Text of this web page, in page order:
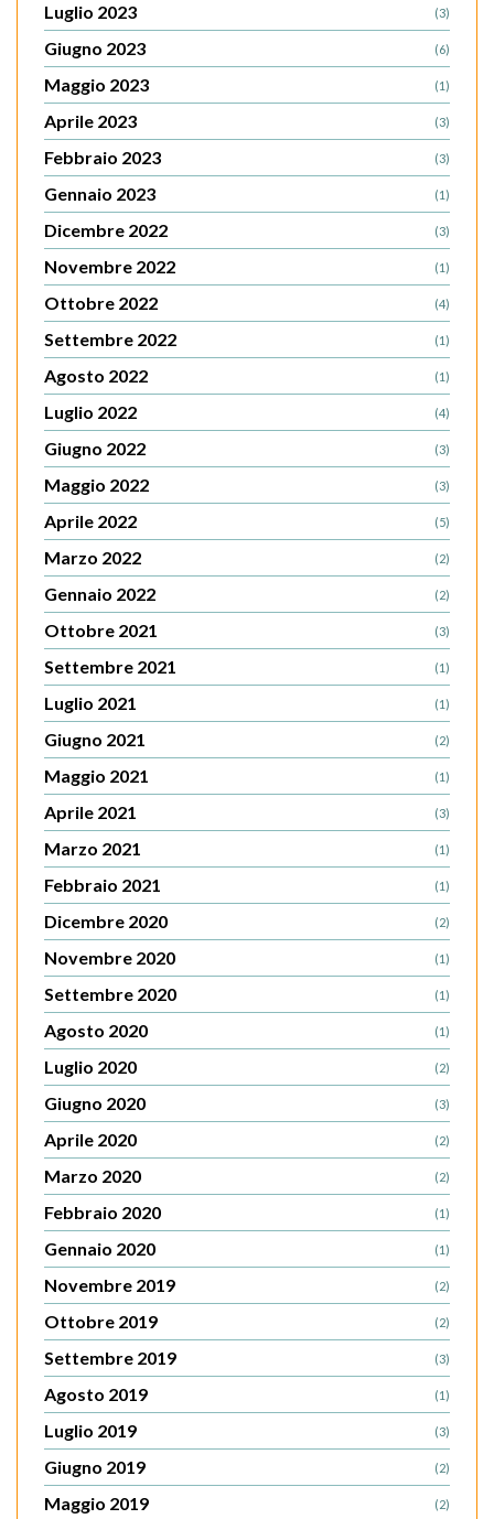
Luglio 2023 (3)
Giugno 2023 (6)
Maggio 2023 (1)
Aprile 2023 (3)
Febbraio 2023 (3)
Gennaio 2023 (1)
Dicembre 2022 (3)
Novembre 2022 (1)
Ottobre 2022 (4)
Settembre 2022 (1)
Agosto 2022 (1)
Luglio 2022 (4)
Giugno 2022 (3)
Maggio 2022 (3)
Aprile 2022 (5)
Marzo 2022 (2)
Gennaio 2022 (2)
Ottobre 2021 (3)
Settembre 2021 (1)
Luglio 2021 (1)
Giugno 2021 (2)
Maggio 2021 (1)
Aprile 2021 (3)
Marzo 2021 (1)
Febbraio 2021 (1)
Dicembre 2020 (2)
Novembre 2020 (1)
Settembre 2020 (1)
Agosto 2020 (1)
Luglio 2020 (2)
Giugno 2020 (3)
Aprile 2020 (2)
Marzo 2020 (2)
Febbraio 2020 (1)
Gennaio 2020 (1)
Novembre 2019 (2)
Ottobre 2019 (2)
Settembre 2019 (3)
Agosto 2019 (1)
Luglio 2019 (3)
Giugno 2019 (2)
Maggio 2019 (2)